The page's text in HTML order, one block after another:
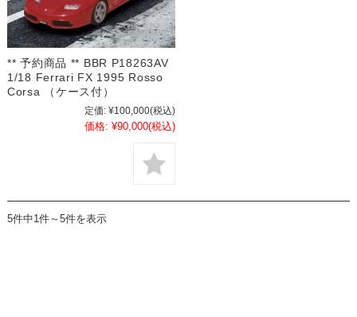
** 予約商品 ** BBR P18263AV
1/18 Ferrari FX 1995 Rosso
Corsa （ケース付）
定価: ¥100,000(税込)
価格: ¥90,000(税込)
5件中1件～5件を表示